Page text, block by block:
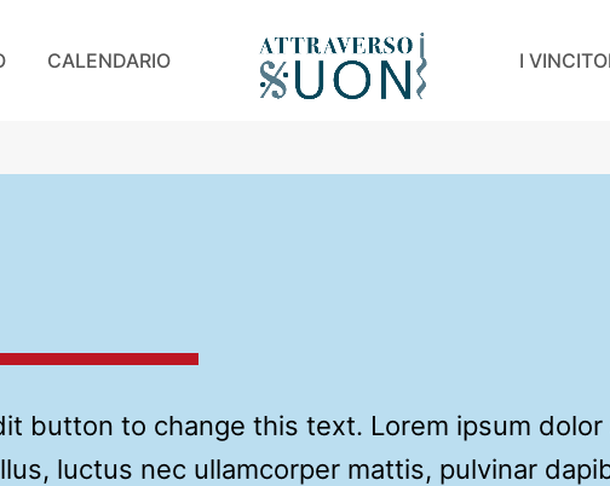
CALENDARIO I
button to change this text. Lorem ipsum
luctus nec ullamcorper mattis, pulvinar